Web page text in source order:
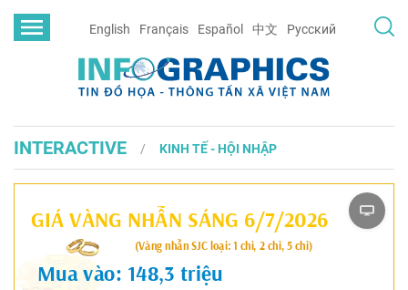
English Français Español 中文 Русский
INTERACTIVE KINH TẾ - HỘI NHẬP